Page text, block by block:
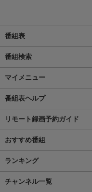
番組表
番組検索
マイメニュー
番組表ヘルプ
リモート録画予約ガイド
おすすめ番組
ランキング
チャンネル一覧